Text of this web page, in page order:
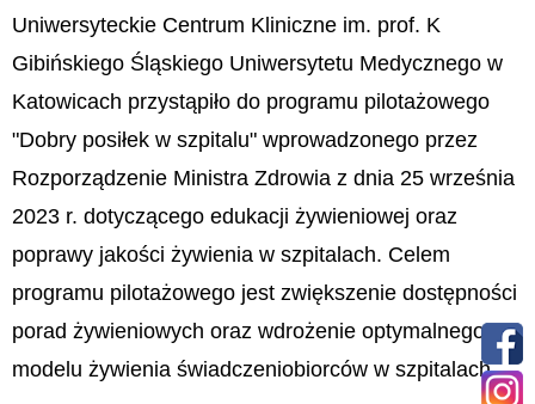
Uniwersyteckie Centrum Kliniczne im. prof. K
Gibińskiego Śląskiego Uniwersytetu Medycznego w
Katowicach przystąpiło do programu pilotażowego
"Dobry posiłek w szpitalu" wprowadzonego przez
Rozporządzenie Ministra Zdrowia z dnia 25 września
2023 r. dotyczącego edukacji żywieniowej oraz
poprawy jakości żywienia w szpitalach. Celem
programu pilotażowego jest zwiększenie dostępności
porad żywieniowych oraz wdrożenie optymalnego
modelu żywienia świadczeniobiorców w szpitalach.